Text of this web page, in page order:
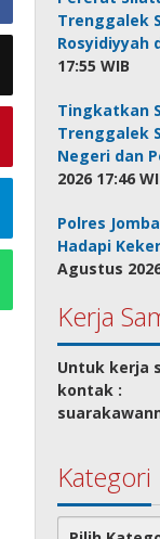
Trenggalek
Rosyidiyyah
17:55 WIB
Tingkatkan
Trenggalek
Negeri dan
2026 17:46
Polres
Hadapi
Agustus
Kerja
Untuk kerja
kontak :
Kategori
Kategori